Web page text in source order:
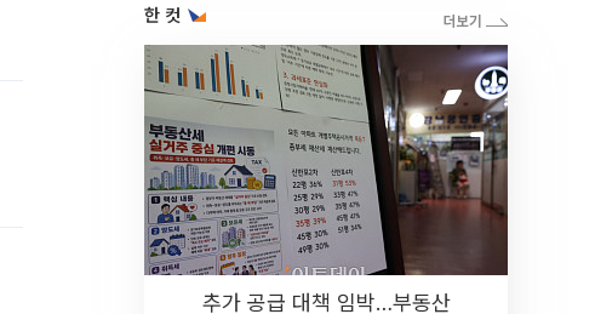
한 컷
추가 공급 대책 임박…부동산